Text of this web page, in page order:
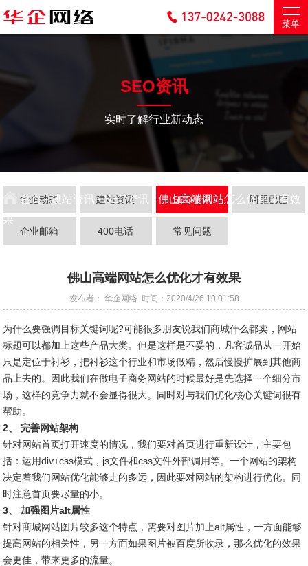
菜单
SEO资讯
实时了解行业新动态
首页-建站资讯-SEO资讯 - 佛山高端网站怎么优化才有效
果
华企动态 建站资讯 SEO资讯 阿里巴巴
企业邮箱 400电话 常见问题
佛山高端网站怎么优化才有效果
发布者： 华企网络 时间：2020/4/26 10:01:58
为什么要强调目标关键词呢?可能很多朋友说我们商城什么都卖，网站
标题可以都加上这些产品大类。但是这样是不妥的，凡客诚品从一开始
只是定位于衬衫，把衬衫这个行业和市场做精，然后慢慢扩展到其他商
品上去的。因此我们在做电子商务网站的时候最好是先选择一个细分市
场，这样的竞争力就不会显得很大。同时对与我们优化核心关键词很有
帮助。
2、 完善网站架构
针对网站首页打开速度的情况，我们要对首页进行重新设计，主要包
括：运用div+css模式，js文件和css文件外部调用等。一个网站的架构
决定着我们网站优化能够走的多远，因此要对网站的架构进行优化。同
时注意首页要尽量的小。
3、 加强图片alt属性
针对商城网站图片较多这个特点，需要对图片加上alt属性，一方面能够
提高网站的相关性，另一方面如果图片被百度所收录，那么优化的效果
会更佳，带来更多的流量。